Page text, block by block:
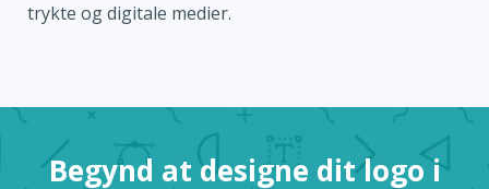
trykte og digitale medier.
Begynd at designe dit logo i